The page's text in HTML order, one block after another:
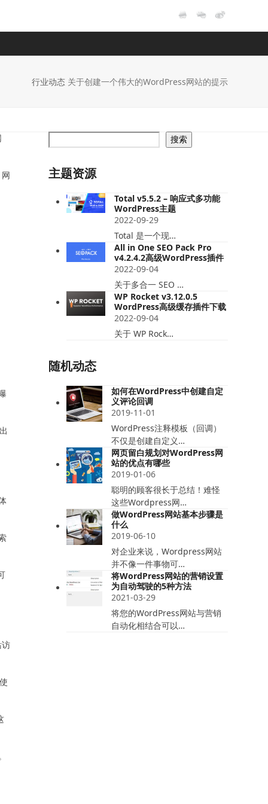
行业动态 关于创建一个伟大的WordPress网站的提示
搜索
主题资源
Total v5.5.2 – 响应式多功能
WordPress主题
2022-09-29
Total 是一个现…
All in One SEO Pack Pro
v4.2.4.2高级WordPress插件
2022-09-04
关于多合一 SEO …
WP Rocket v3.12.0.5
WordPress高级缓存插件下载
2022-09-04
关于 WP Rock…
随机动态
如何在WordPress中创建自定
义评论回调
2019-11-01
WordPress注释模板（回调）
不仅是创建自定义…
网页留白规划对WordPress网
站的优点有哪些
2019-01-06
聪明的顾客很长于总结！难怪
这些Wordpress网…
做WordPress网站基本步骤是
什么
2019-06-10
对企业来说，Wordpress网站
并不像一件事物可…
将WordPress网站的营销设置
为自动驾驶的5种方法
2021-03-29
将您的WordPress网站与营销
自动化相结合可以…